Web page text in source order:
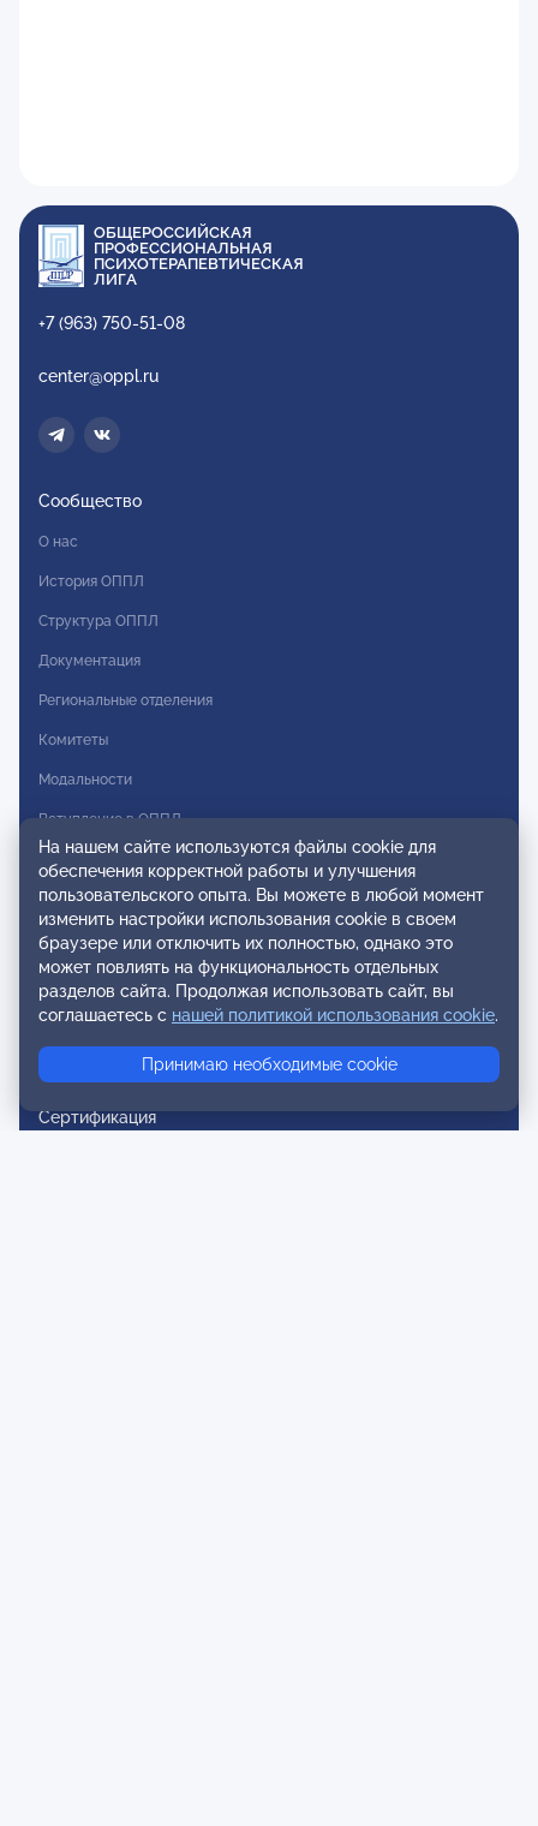
ОБЩЕРОССИЙСКАЯ
ПРОФЕССИОНАЛЬНАЯ
ПСИХОТЕРАПЕВТИЧЕСКАЯ
ЛИГА
+7 (963) 750-51-08
center@oppl.ru
Сообщество
О нас
История ОППЛ
Структура ОППЛ
Документация
Региональные отделения
Комитеты
Модальности
Вступление в ОППЛ
Реестры
Реестр наблюдательных членов
Реестр консультативных членов
Реестр действительных членов
Реестр аккредитованных супервизоров
Сертификация
На нашем сайте используются файлы cookie для
обеспечения корректной работы и улучшения
пользовательского опыта. Вы можете в любой момент
изменить настройки использования cookie в своем
браузере или отключить их полностью, однако это
может повлиять на функциональность отдельных
разделов сайта. Продолжая использовать сайт, вы
соглашаетесь с нашей политикой использования cookie.
Принимаю необходимые cookie